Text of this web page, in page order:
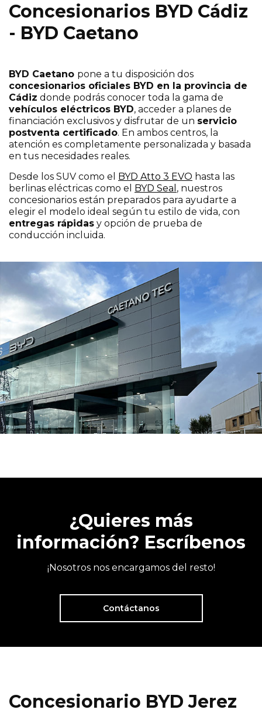
Concesionarios BYD Cádiz
- BYD Caetano
BYD Caetano pone a tu disposición dos
concesionarios oficiales BYD en la provincia de
Cádiz donde podrás conocer toda la gama de
vehículos eléctricos BYD, acceder a planes de
financiación exclusivos y disfrutar de un servicio
postventa certificado. En ambos centros, la
atención es completamente personalizada y basada
en tus necesidades reales.
Desde los SUV como el BYD Atto 3 EVO hasta las
berlinas eléctricas como el BYD Seal , nuestros
concesionarios están preparados para ayudarte a
elegir el modelo ideal según tu estilo de vida, con
entregas rápidas y opción de prueba de
conducción incluida.
¿Quieres más
información? Escríbenos
¡Nosotros nos encargamos del resto!
Contáctanos
Concesionario BYD Jerez